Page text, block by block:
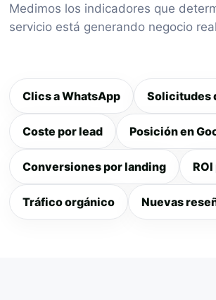
Medimos los indicadores que
servicio está generando negocio
Clics a WhatsApp Solicitudes
Coste por lead Posición en
Conversiones por landing
Tráfico orgánico Nuevas